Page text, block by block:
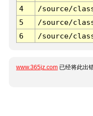
4
/source/
5
/source/
6
/source/
www.365jz.com 已经将此出